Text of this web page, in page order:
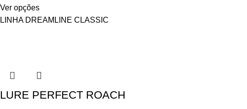
Ver opções
LINHA DREAMLINE CLASSIC
LURE PERFECT ROACH